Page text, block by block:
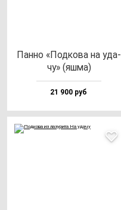
Пан­но «Под­ко­ва на уда­
чу» (яш­ма)
21 900 руб